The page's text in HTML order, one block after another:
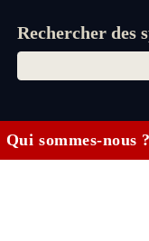
Rechercher des
Qui sommes-nous ?